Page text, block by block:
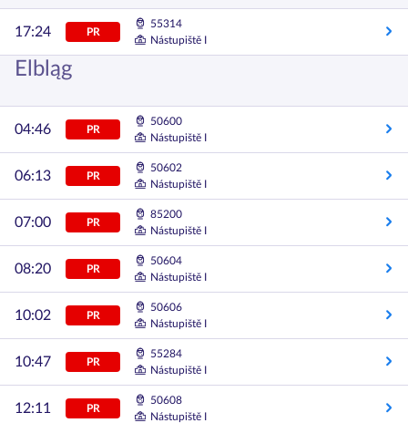
17:24 PR
55314
Nástupiště I
Elbląg
04:46 PR
50600
Nástupiště I
06:13 PR
50602
Nástupiště I
07:00 PR
85200
Nástupiště I
08:20 PR
50604
Nástupiště I
10:02 PR
50606
Nástupiště I
10:47 PR
55284
Nástupiště I
12:11 PR
50608
Nástupiště I